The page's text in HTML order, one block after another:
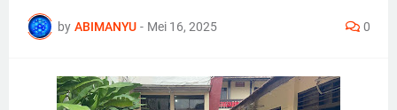
by ABIMANYU - Mei 16, 2025 0